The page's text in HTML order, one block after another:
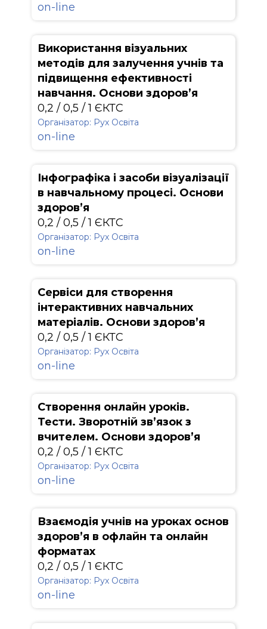
on-line
Використання візуальних
методів для залучення учнів та
підвищення ефективності
навчання. Основи здоров’я
0,2 / 0,5 / 1 ЄКТС
Організатор: Рух Освіта
on-line
Інфографіка і засоби візуалізації
в навчальному процесі. Основи
здоров’я
0,2 / 0,5 / 1 ЄКТС
Організатор: Рух Освіта
on-line
Сервіси для створення
інтерактивних навчальних
матеріалів. Основи здоров’я
0,2 / 0,5 / 1 ЄКТС
Організатор: Рух Освіта
on-line
Створення онлайн уроків.
Тести. Зворотній зв’язок з
вчителем. Основи здоров’я
0,2 / 0,5 / 1 ЄКТС
Організатор: Рух Освіта
on-line
Взаємодія учнів на уроках основ
здоров’я в офлайн та онлайн
форматах
0,2 / 0,5 / 1 ЄКТС
Організатор: Рух Освіта
on-line